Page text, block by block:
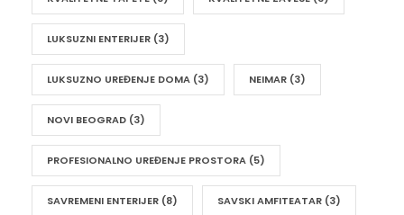
LUKSUZNI ENTERIJER (3)
LUKSUZNO UREĐENJE DOMA (3) NEIMAR (3)
NOVI BEOGRAD (3)
PROFESIONALNO UREĐENJE PROSTORA (5)
SAVREMENI ENTERIJER (8) SAVSKI AMFITEATAR (3)